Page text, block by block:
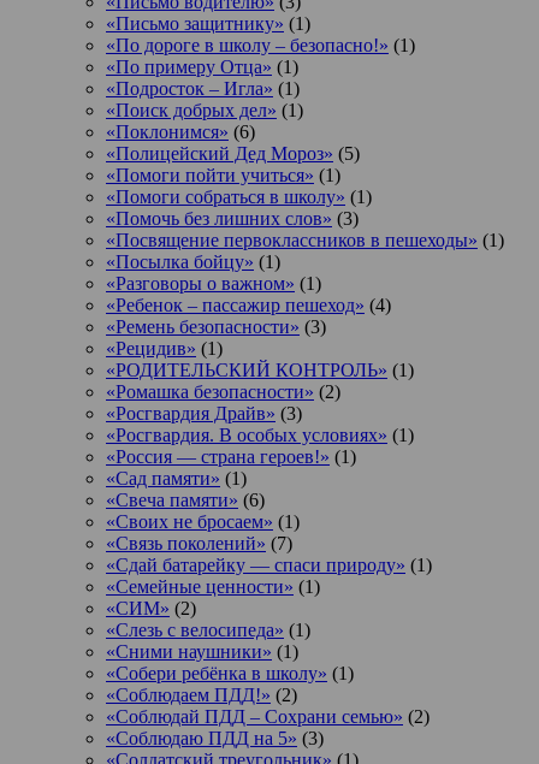
«Письмо защитнику» (1)
«По дороге в школу – безопасно!» (1)
«По примеру Отца» (1)
«Подросток ‒ Игла» (1)
«Поиск добрых дел» (1)
«Поклонимся» (6)
«Полицейский Дед Мороз» (5)
«Помоги пойти учиться» (1)
«Помоги собраться в школу» (1)
«Помочь без лишних слов» (3)
«Посвящение первоклассников в пешеходы» (1)
«Посылка бойцу» (1)
«Разговоры о важном» (1)
«Ребенок – пассажир пешеход» (4)
«Ремень безопасности» (3)
«Рецидив» (1)
«РОДИТЕЛЬСКИЙ КОНТРОЛЬ» (1)
«Ромашка безопасности» (2)
«Росгвардия Драйв» (3)
«Росгвардия. В особых условиях» (1)
«Россия — страна героев!» (1)
«Сад памяти» (1)
«Свеча памяти» (6)
«Своих не бросаем» (1)
«Связь поколений» (7)
«Сдай батарейку — спаси природу» (1)
«Семейные ценности» (1)
«СИМ» (2)
«Слезь с велосипеда» (1)
«Сними наушники» (1)
«Собери ребёнка в школу» (1)
«Соблюдаем ПДД!» (2)
«Соблюдай ПДД – Сохрани семью» (2)
«Соблюдаю ПДД на 5» (3)